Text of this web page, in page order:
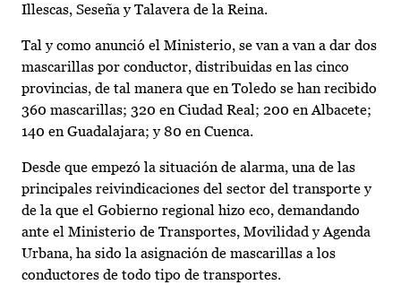
Illescas, Seseña y Talavera de la Reina.
Tal y como anunció el Ministerio, se van a van a dar dos
mascarillas por conductor, distribuidas en las cinco
provincias, de tal manera que en Toledo se han recibido
360 mascarillas; 320 en Ciudad Real; 200 en Albacete;
140 en Guadalajara; y 80 en Cuenca.
Desde que empezó la situación de alarma, una de las
principales reivindicaciones del sector del transporte y
de la que el Gobierno regional hizo eco, demandando
ante el Ministerio de Transportes, Movilidad y Agenda
Urbana, ha sido la asignación de mascarillas a los
conductores de todo tipo de transportes.